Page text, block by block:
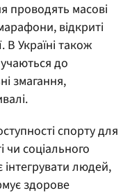
проводять масові
відкриті
В Україні також
до
змагання,
спорту для
чи соціального
інтегрувати людей,
здорове